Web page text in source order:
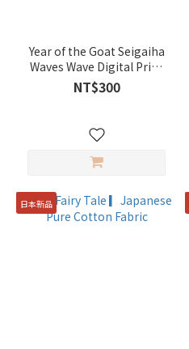
口
布
ZhenGou
榛果 (21)
Year of the Goat Seigaiha
Waves Wave Digital Print
Cotton Fabric
NT$300
日本新品